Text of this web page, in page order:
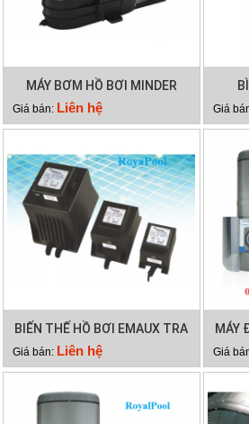
MÁY BƠM HỒ BƠI MINDER
MXB100
Giá bán: Liên hệ Giá
BIẾN THẾ HỒ BƠI EMAUX TRA
300VA
Giá bán: Liên hệ
MÁY
Giá